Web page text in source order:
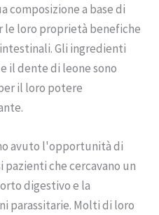
composizione a base di
loro proprietà benefiche
Gli ingredienti
il dente di leone sono
il loro potere
avuto l'opportunità di
pazienti che cercavano un
digestivo e la
parassitarie. Molti di loro